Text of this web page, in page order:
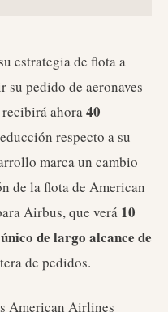
estrategia de flota a
pedido de aeronaves
ahora40
respecto a su
marca un cambio
de la flota de American
Airbus, que verá 10
de largo alcance de
de pedidos.
American Airlines